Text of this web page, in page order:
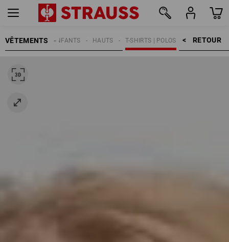
VÊTEMENTS RETOUR    >
T-SHIRTS | POLOS
HAUTS
ENFANTS